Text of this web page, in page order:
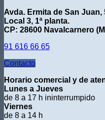
Avda. Ermita de San Juan,
Local 3, 1ª planta.
CP: 28600 Navalcarnero
91 616 66 65
Contacto
Horario comercial y de
Lunes a Jueves
de 8 a 17 h ininterrumpido
Viernes
de 8 a 14 h